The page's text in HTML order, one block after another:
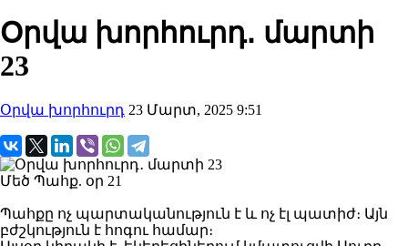
Օրվա խորհուրդ․ մարտի
23
Օրվա խորհուրդ 23 Մարտ, 2025 9:51
Մեծ Պահք. օր 21
Պահքը ոչ պարտականություն է և ոչ էլ պատիժ։ Այն
բժշկություն է հոգու համար։